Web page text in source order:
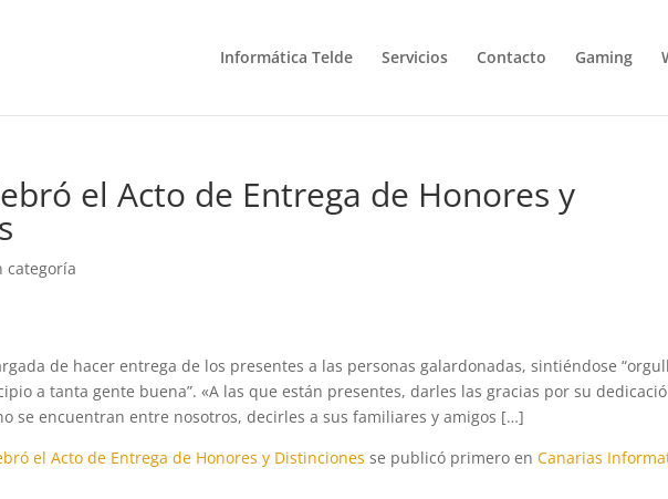
Informática Telde Servicios Contacto Gaming
el Acto de Entrega de Honores y
categoría
de hacer entrega de los presentes a las personas galardonadas, sintiéndose
a tanta gente buena”. «A las que están presentes, darles las gracias por su
se encuentran entre nosotros, decirles a sus familiares y amigos […]
el Acto de Entrega de Honores y Distinciones se publicó primero enCanarias